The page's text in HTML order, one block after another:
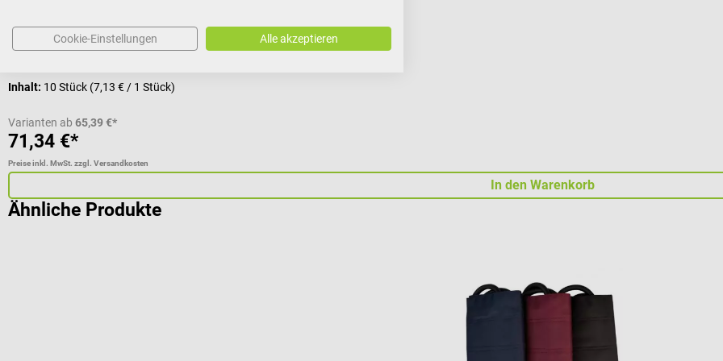
Inhalt: 10 Stück (7,13 € / 1 Stück)
Varianten ab 65,39 €*
71,34 €*
Preise inkl. MwSt. zzgl. Versandkosten
In den Warenkorb
Ähnliche Produkte
Cookie-Einstellungen Alle akzeptieren